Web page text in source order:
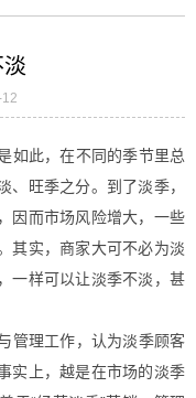
此，在不同的季节里总
旺季之分。到了淡季，
因而市场风险增大，一些
其实，商家大可不必为淡
一样可以让淡季不淡，甚
理工作，认为淡季顾客
实上，越是在市场的淡季